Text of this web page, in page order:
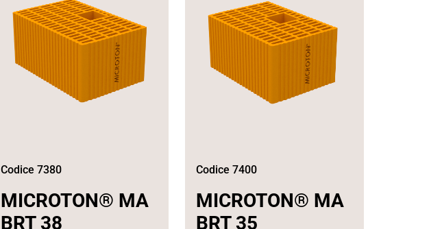
Codice 7380
MICROTON® MA
BRT 38
Codice 7400
MICROTON® MA
BRT 35